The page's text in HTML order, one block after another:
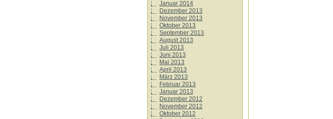
Januar 2014
Dezember 2013
November 2013
Oktober 2013
September 2013
August 2013
Juli 2013
Juni 2013
Mai 2013
April 2013
März 2013
Februar 2013
Januar 2013
Dezember 2012
November 2012
Oktober 2012